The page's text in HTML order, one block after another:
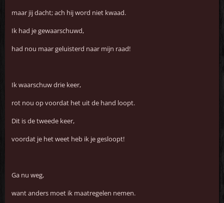
maar jij dacht; ach hij word niet kwaad.
Ik had je gewaarschuwd,
had nou maar geluisterd naar mijn raad!
Ik waarschuw drie keer,
rot nou op voordat het uit de hand loopt.
Dit is de tweede keer,
voordat je het weet heb ik je gesloopt!
Ga nu weg,
want anders moet ik maatregelen nemen.